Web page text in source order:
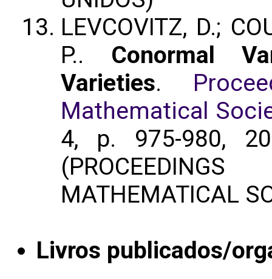
LEVCOVITZ, D.;
P.. Conormal
Varieties.
Mathematical
4, p. 975-980,
MATHEMATICAL
Livros publicados/